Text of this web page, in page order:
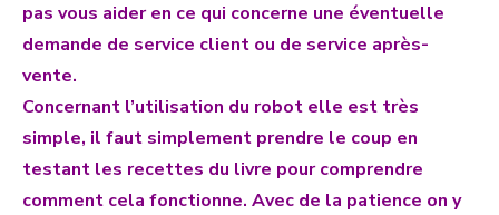
pas vous aider en ce qui concerne une éventuelle
demande de service client ou de service après-
vente.
Concernant l’utilisation du robot elle est très
simple, il faut simplement prendre le coup en
testant les recettes du livre pour comprendre
comment cela fonctionne. Avec de la patience on y